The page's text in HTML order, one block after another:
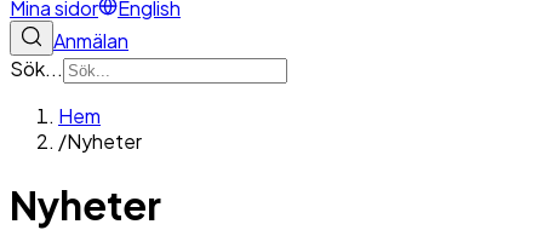
Mina sidor
English
Anmälan
Sök...
Hem
/Nyheter
Nyheter